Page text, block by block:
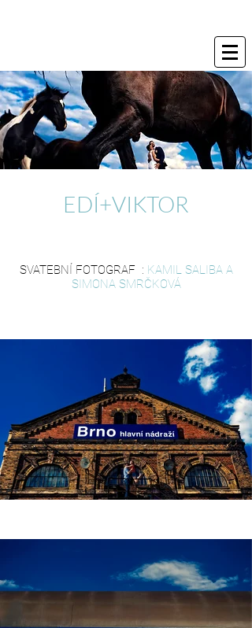
EDÍ+VIKTOR
SVATEBNÍ FOTOGRAF : KAMIL SALIBA A
SIMONA SMRČKOVÁ